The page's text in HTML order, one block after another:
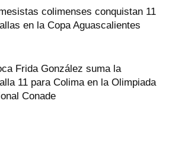
colimenses conquistan 11
en la Copa Aguascalientes
Frida González suma la
11 para Colima en la Olimpiada
Conade